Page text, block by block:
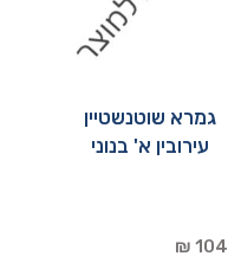
גמרא שוטנשטיין
עירובין א' בנוני